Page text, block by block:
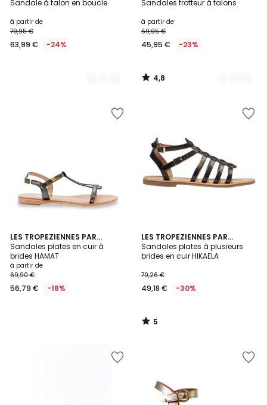
Sandale à talon en boucle
à partir de
79,95 €
63,99 € -24%
Couleurs
Sandales trotteur à talons
à partir de
59,95 €
45,95 € -23%
/ 5
Couleurs
4,8
/
LES TROPEZIENNES PAR
M.BELARBI
Sandales plates en cuir à
brides HAMAT
à partir de
69,90 €
56,79 € -18%
LES TROPEZIENNES PAR
M.BELARBI
Sandales plates à plusieurs
brides en cuir HIKAELA
70,26 €
49,18 € -30%
5
/
5
5
/